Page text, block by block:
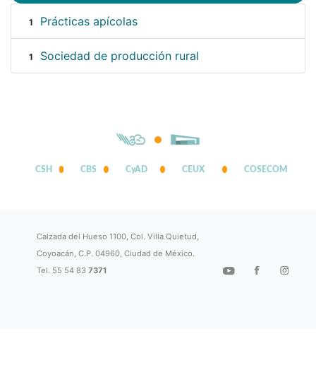
1 Prácticas apícolas
1 Sociedad de producción rural
CSH CBS CyAD CEUX COSECOM
Calzada del Hueso 1100, Col. Villa Quietud,
Coyoacán, C.P. 04960, Ciudad de México.
Tel. 55 54 837371